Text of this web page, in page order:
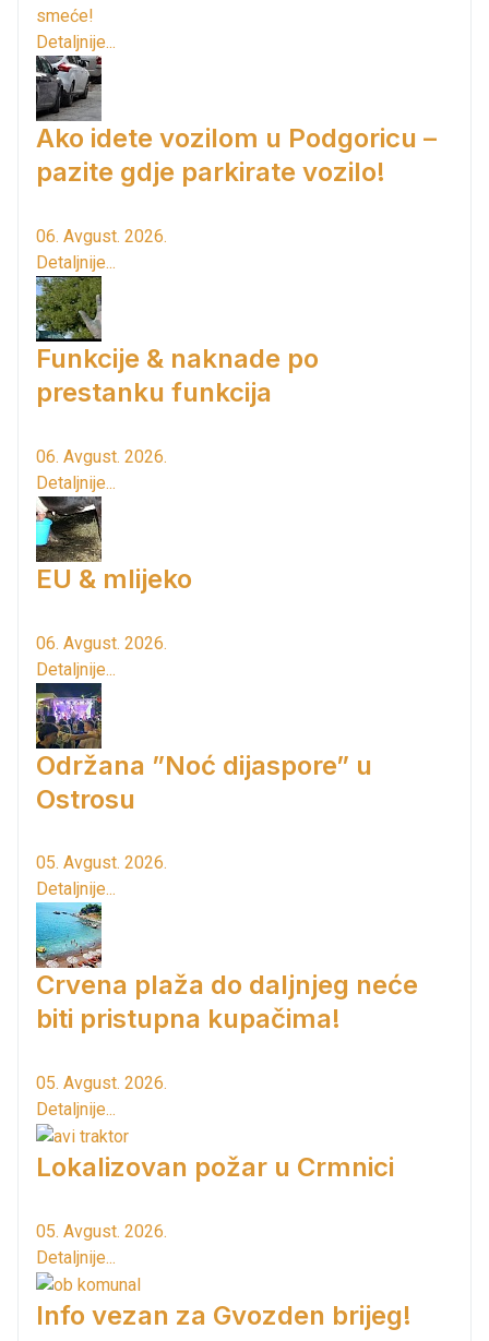
smeće!
Detaljnije...
Ako idete vozilom u Podgoricu –
pazite gdje parkirate vozilo!
06. Avgust. 2026.
Detaljnije...
Funkcije & naknade po
prestanku funkcija
06. Avgust. 2026.
Detaljnije...
EU & mlijeko
06. Avgust. 2026.
Detaljnije...
Održana ”Noć dijaspore” u
Ostrosu
05. Avgust. 2026.
Detaljnije...
Crvena plaža do daljnjeg neće
biti pristupna kupačima!
05. Avgust. 2026.
Detaljnije...
Lokalizovan požar u Crmnici
05. Avgust. 2026.
Detaljnije...
Info vezan za Gvozden brijeg!